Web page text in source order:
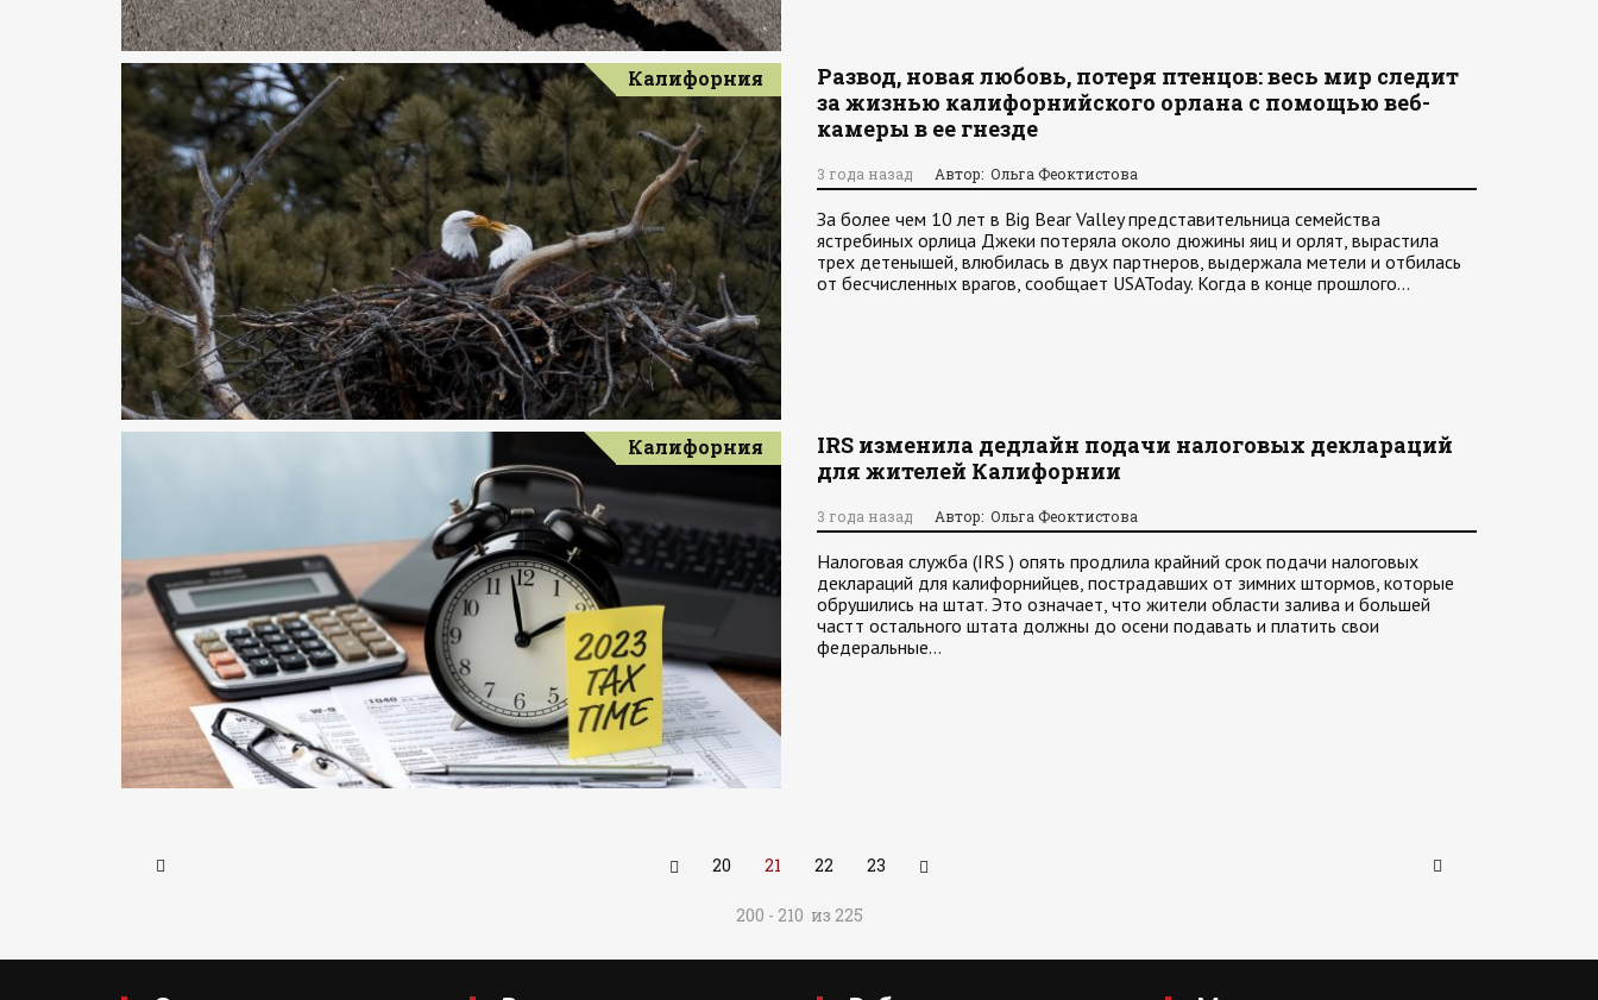
Калифорния
Развод, новая любовь, потеря птенцов: весь мир следит
за жизнью калифорнийского орлана с помощью веб-
камеры в ее гнезде
3 года назад Автор: Ольга Феоктистова
За более чем 10 лет в Big Bear Valley представительница семейства
ястребиных орлица Джеки потеряла около дюжины яиц и орлят, вырастила
трех детенышей, влюбилась в двух партнеров, выдержала метели и отбилась
от бесчисленных врагов, сообщает USAToday. Когда в конце прошлого…
Калифорния
IRS изменила дедлайн подачи налоговых деклараций
для жителей Калифорнии
3 года назад Автор: Ольга Феоктистова
Налоговая служба (IRS ) опять продлила крайний срок подачи налоговых
деклараций для калифорнийцев, пострадавших от зимних штормов, которые
обрушились на штат. Это означает, что жители области залива и большей
частт остального штата должны до осени подавать и платить свои
федеральные…
20 21 22 23
200 - 210 из 225